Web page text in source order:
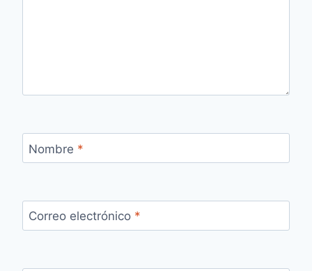
Nombre *
Correo electrónico *